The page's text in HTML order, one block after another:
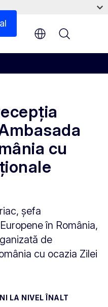
cu
șefa
în România,
de
cu ocazia Zilei
LA NIVEL ÎNALT